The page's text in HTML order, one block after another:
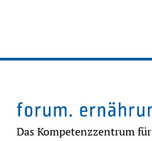
Das Kompetenzzentrum für